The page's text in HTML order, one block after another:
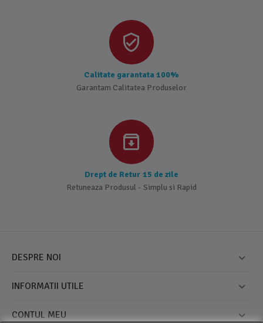
Calitate garantata 100%
Garantam Calitatea Produselor
Drept de Retur 15 de zile
Retuneaza Produsul - Simplu si Rapid
DESPRE NOI
INFORMATII UTILE
CONTUL MEU